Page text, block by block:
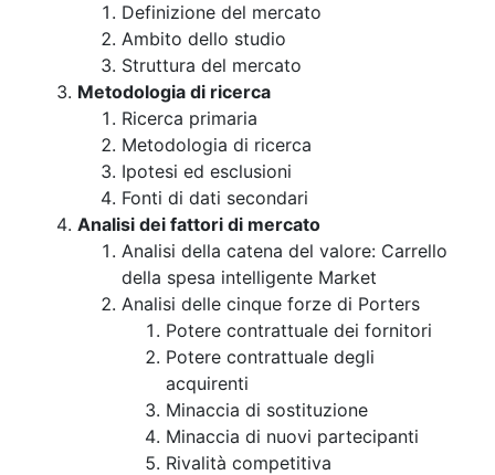
Definizione del mercato
Ambito dello studio
Struttura del mercato
Metodologia di ricerca
Ricerca primaria
Metodologia di ricerca
Ipotesi ed esclusioni
Fonti di dati secondari
Analisi dei fattori di mercato
Analisi della catena del valore: Carrello
della spesa intelligente Market
Analisi delle cinque forze di Porters
Potere contrattuale dei fornitori
Potere contrattuale degli
acquirenti
Minaccia di sostituzione
Minaccia di nuovi partecipanti
Rivalità competitiva